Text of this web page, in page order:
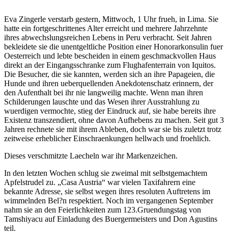
Eva Zingerle verstarb gestern, Mittwoch, 1 Uhr frueh, in Lima. Sie
hatte ein fortgeschrittenes Alter erreicht und mehrere Jahrzehnte
ihres abwechslungsreichen Lebens in Peru verbracht. Seit Jahren
bekleidete sie die unentgeltliche Position einer Honorarkonsulin fuer
Oesterreich und lebte bescheiden in einem geschmackvollen Haus
direkt an der Eingangsschranke zum Flughafenterrain von Iquitos.
Die Besucher, die sie kannten, werden sich an ihre Papageien, die
Hunde und ihren ueberquellenden Anekdotenschatz erinnern, der
den Aufenthalt bei ihr nie langweilig machte. Wenn man ihren
Schilderungen lauschte und das Wesen ihrer Ausstrahlung zu
wuerdigen vermochte, stieg der Eindruck auf, sie habe bereits ihre
Existenz transzendiert, ohne davon Aufhebens zu machen. Seit gut 3
Jahren rechnete sie mit ihrem Ableben, doch war sie bis zuletzt trotz
zeitweise erheblicher Einschraenkungen hellwach und froehlich.
Dieses verschmitzte Laecheln war ihr Markenzeichen.
In den letzten Wochen schlug sie zweimal mit selbstgemachtem
Apfelstrudel zu. „Casa Austria“ war vielen Taxifahrern eine
bekannte Adresse, sie selbst wegen ihres resoluten Auftretens im
wimmelnden Bel?n respektiert. Noch im vergangenen September
nahm sie an den Feierlichkeiten zum 123.Gruendungstag von
Tamshiyacu auf Einladung des Buergermeisters und Don Agustins
teil.